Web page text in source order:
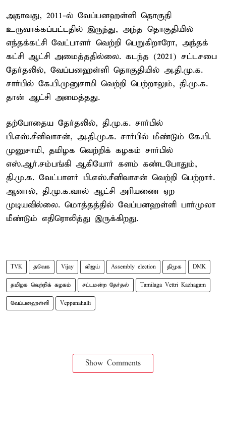
அதாவது, 2011-ல் வேப்பனஹள்ளி தொகுதி
உருவாக்கப்பட்டதில் இருந்து, அந்த தொகுதியில்
எந்தக்கட்சி வேட்பாளர் வெற்றி பெறுகிறாரோ, அந்தக்
கட்சி ஆட்சி அமைத்ததில்லை. கடந்த (2021) சட்டசபை
தேர்தலில், வேப்பனஹள்ளி தொகுதியில் அ.தி.மு.க.
சார்பில் கே.பி.முனுசாமி வெற்றி பெற்றாலும், தி.மு.க.
தான் ஆட்சி அமைத்தது.
தற்போதைய தேர்தலில், தி.மு.க. சார்பில்
பி.எஸ்.சீனிவாசன், அ.தி.மு.க. சார்பில் மீண்டும் கே.பி.
முனுசாமி, தமிழக வெற்றிக் கழகம் சார்பில்
எஸ்.ஆர்.சம்பங்கி ஆகியோர் களம் கண்டபோதும்,
தி.மு.க. வேட்பாளர் பி.எஸ்.சீனிவாசன் வெற்றி பெற்றார்.
ஆனால், தி.மு.க.வால் ஆட்சி அரியணை ஏற
முடியவில்லை. மொத்தத்தில் வேப்பனஹள்ளி பார்முலா
மீண்டும் எதிரொலித்து இருக்கிறது.
TVK தவெக Vijay விஜய் Assembly election திமுக DMK
தமிழக வெற்றிக் கழகம் சட்டமன்ற தேர்தல் Tamilaga Vettri Kazhagam
வேப்பனஹள்ளி Veppanahalli
Show Comments